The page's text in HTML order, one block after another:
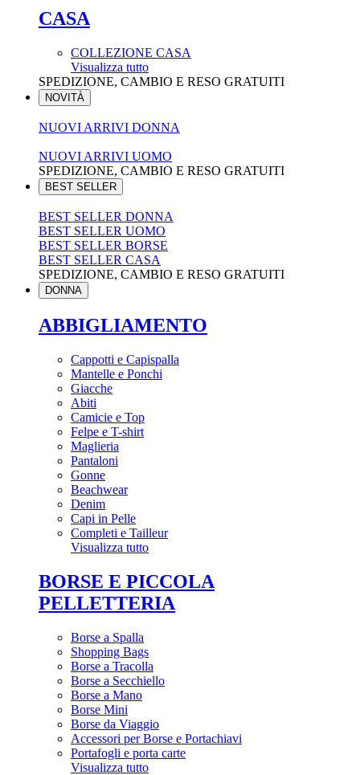
CASA
COLLEZIONE CASA
Visualizza tutto
SPEDIZIONE, CAMBIO E RESO GRATUITI
NOVITÀ
NUOVI ARRIVI DONNA
NUOVI ARRIVI UOMO
SPEDIZIONE, CAMBIO E RESO GRATUITI
BEST SELLER
BEST SELLER DONNA
BEST SELLER UOMO
BEST SELLER BORSE
BEST SELLER CASA
SPEDIZIONE, CAMBIO E RESO GRATUITI
DONNA
ABBIGLIAMENTO
Cappotti e Capispalla
Mantelle e Ponchi
Giacche
Abiti
Camicie e Top
Felpe e T-shirt
Maglieria
Pantaloni
Gonne
Beachwear
Denim
Capi in Pelle
Completi e Tailleur
Visualizza tutto
BORSE E PICCOLA
PELLETTERIA
Borse a Spalla
Shopping Bags
Borse a Tracolla
Borse a Secchiello
Borse a Mano
Borse Mini
Borse da Viaggio
Accessori per Borse e Portachiavi
Portafogli e porta carte
Visualizza tutto